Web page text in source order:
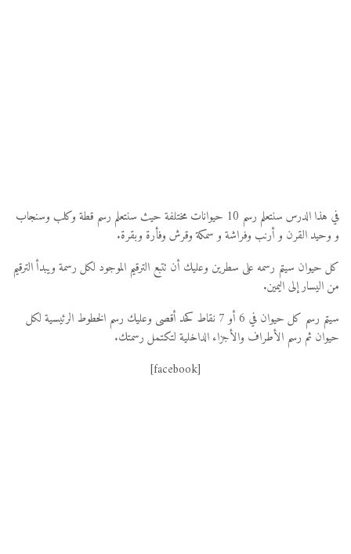
في هذا الدرس سنتعلم رسم 10 حيوانات مختلفة حيث سنتعلم رسم قطة وكلب وسنجاب
و وحيد القرن و أرنب وفراشة و سمكة وقرش وفأرة وبقرة.
كل حيوان سيتم رسمه على سطرين وعليك أن تتبع الترقيم الموجود لكل رسمة ويبدأ الترقيم
من اليسار إلى اليمين.
سيتم رسم كل حيوان في 6 أو 7 نقاط كحد أقصى وعليك رسم الخطوط الرئيسية لكل
حيوان ثم رسم الأطراف والأجزاء الداخلية لتكتمل رسمتك.
[facebook]